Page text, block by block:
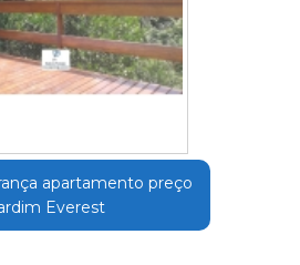
apartamento preço
Everest